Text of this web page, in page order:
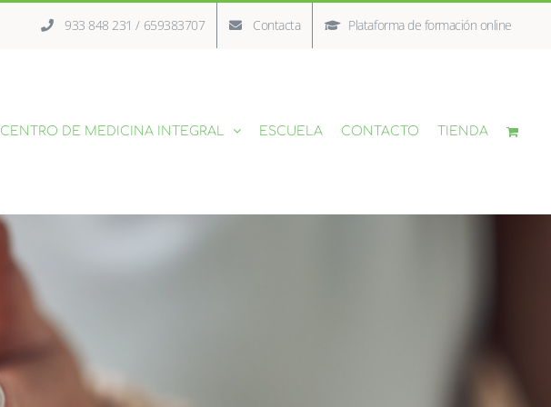
933 848 231 / 659383707 Contacta Plataforma de formación online
CENTRO DE MEDICINA INTEGRAL ESCUELA CONTACTO TIENDA